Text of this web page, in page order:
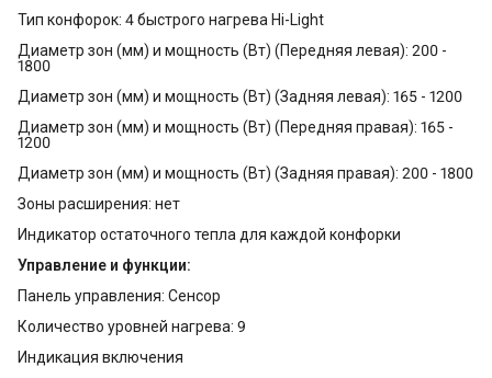
Тип конфорок: 4 быстрого нагрева Hi-Light
Диаметр зон (мм) и мощность (Вт) (Передняя левая): 200 -
1800
Диаметр зон (мм) и мощность (Вт) (Задняя левая): 165 - 1200
Диаметр зон (мм) и мощность (Вт) (Передняя правая): 165 -
1200
Диаметр зон (мм) и мощность (Вт) (Задняя правая): 200 - 1800
Зоны расширения: нет
Индикатор остаточного тепла для каждой конфорки
Управление и функции:
Панель управления: Сенсор
Количество уровней нагрева: 9
Индикация включения